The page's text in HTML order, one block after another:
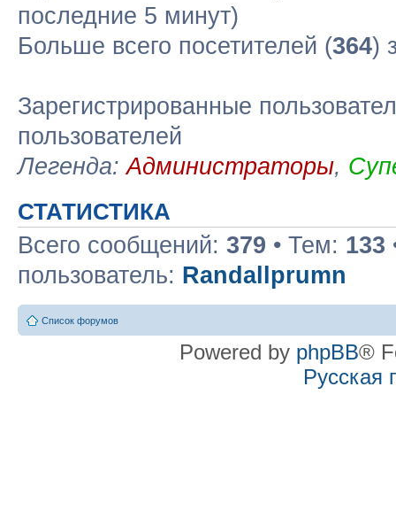
последние 5 минут)
Больше всего посетителей (364)
Зарегистрированные
пользователей
Легенда:Администраторы,
СТАТИСТИКА
Всего сообщений: 379 • Тем: 133
пользователь: Randallprumn
Список форумов
Powered by phpBB®
Русская